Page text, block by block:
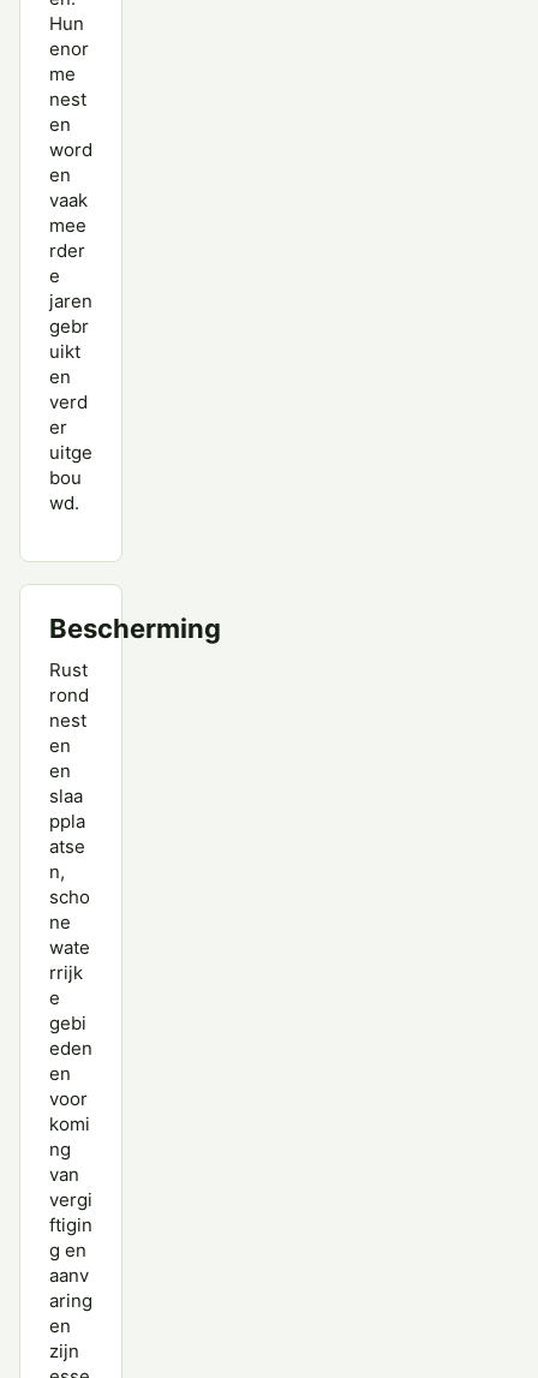
Hun
enor
me
nest
en
word
en
vaak
mee
rder
e
jaren
gebr
uikt
en
verd
er
uitge
bou
wd.
Bescherming
Rust
rond
nest
en
en
slaa
ppla
atse
n,
scho
ne
wate
rrijk
e
gebi
eden
en
voor
komi
ng
van
vergi
ftigin
g en
aanv
aring
en
zijn